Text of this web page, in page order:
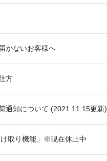
かないお客様へ
方
通知について (2021.11.15更新)
取り機能」※現在休止中